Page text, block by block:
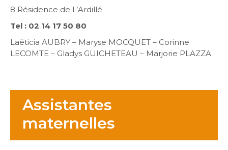
8 Résidence de L’Ardillé
Tel : 02 14 17 50 80
Laëticia AUBRY – Maryse MOCQUET – Corinne
LECOMTE – Gladys GUICHETEAU – Marjorie PLAZZA
Assistantes
maternelles